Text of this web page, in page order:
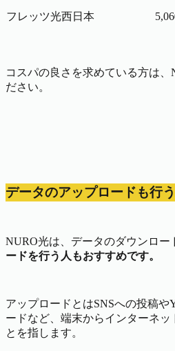
フレッツ光西日本
コスパの良さを求めている方は、
ださい。
データのアップロードも行
NURO光は、データのダウンロー
ードを行う人もおすすめです。
アップロードとはSNSへの投稿や
ードなど、端末からインターネッ
とを指します。